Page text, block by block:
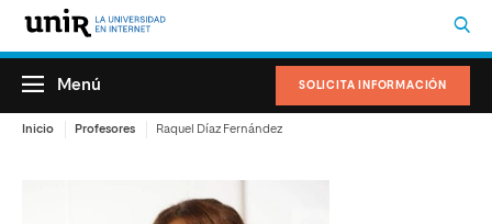
SOLICITA INFORMACIÓN
Menú
Inicio Profesores Raquel Díaz Fernández